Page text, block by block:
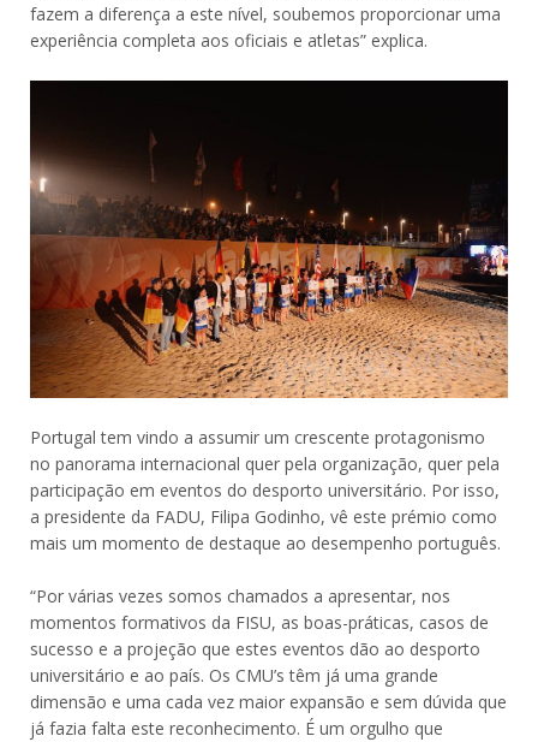
fazem a diferença a este nível, soubemos proporcionar uma
experiência completa aos oficiais e atletas” explica.
Portugal tem vindo a assumir um crescente protagonismo
no panorama internacional quer pela organização, quer pela
participação em eventos do desporto universitário. Por isso,
a presidente da FADU, Filipa Godinho, vê este prémio como
mais um momento de destaque ao desempenho português.
“Por várias vezes somos chamados a apresentar, nos
momentos formativos da FISU, as boas-práticas, casos de
sucesso e a projeção que estes eventos dão ao desporto
universitário e ao país. Os CMU’s têm já uma grande
dimensão e uma cada vez maior expansão e sem dúvida que
já fazia falta este reconhecimento. É um orgulho que